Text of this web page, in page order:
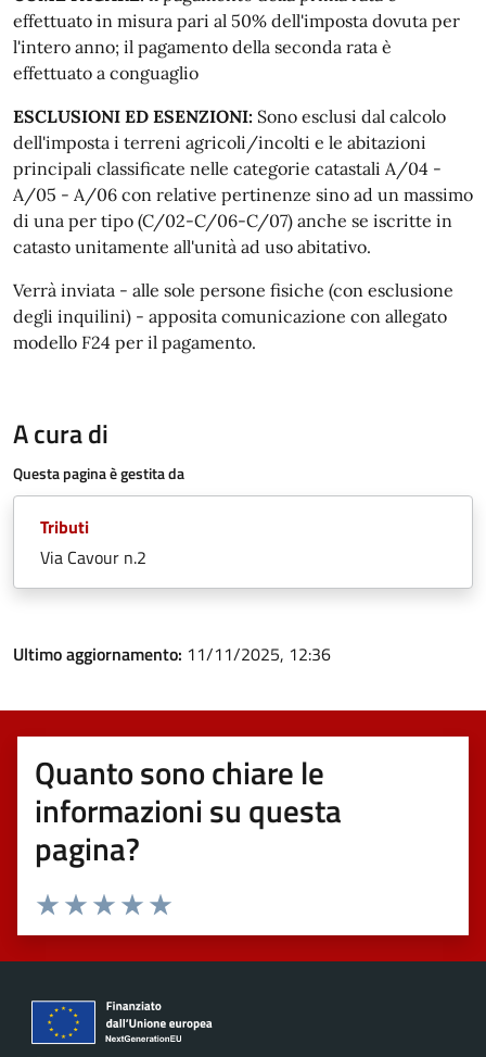
effettuato in misura pari al 50% dell'imposta dovuta per
l'intero anno; il pagamento della seconda rata è
effettuato a conguaglio
ESCLUSIONI ED ESENZIONI: Sono esclusi dal calcolo
dell'imposta i terreni agricoli/incolti e le abitazioni
principali classificate nelle categorie catastali A/04 -
A/05 - A/06 con relative pertinenze sino ad un massimo
di una per tipo (C/02-C/06-C/07) anche se iscritte in
catasto unitamente all'unità ad uso abitativo.
Verrà inviata - alle sole persone fisiche (con esclusione
degli inquilini) - apposita comunicazione con allegato
modello F24 per il pagamento.
A cura di
Questa pagina è gestita da
Tributi
Via Cavour n.2
Ultimo aggiornamento: 11/11/2025, 12:36
Quanto sono chiare le
informazioni su questa
pagina?
Valuta 5 stelle su 5
Valuta 4 stelle su 5
Valuta 3 stelle su 5
Valuta 2 stelle su 5
Valuta 1 stelle su 5